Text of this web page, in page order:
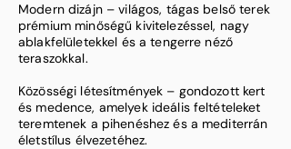
Modern dizájn – világos, tágas belső terek
prémium minőségű kivitelezéssel, nagy
ablakfelületekkel és a tengerre néző
teraszokkal.
Közösségi létesítmények – gondozott kert
és medence, amelyek ideális feltételeket
teremtenek a pihenéshez és a mediterrán
életstílus élvezetéhez.